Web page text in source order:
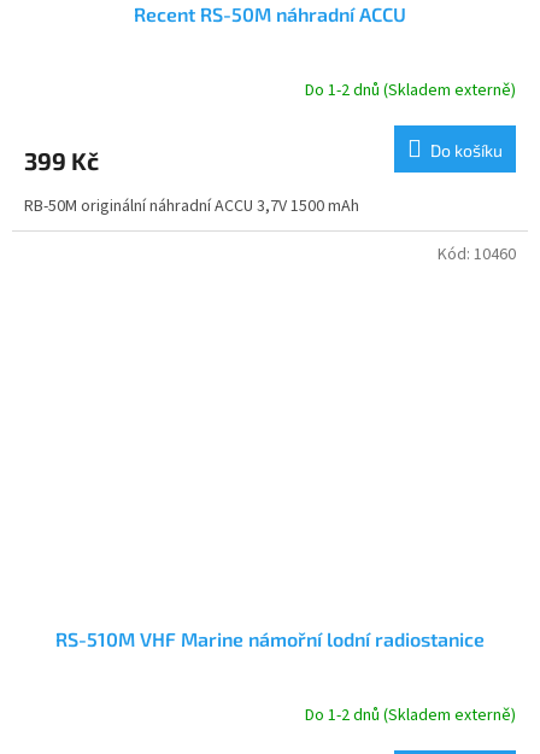
Recent RS-50M náhradní ACCU
Do 1-2 dnů (Skladem externě)
399 Kč Do košíku
RB-50M originální náhradní ACCU 3,7V 1500 mAh
RS-510M VHF Marine námořní lodní radiostanice
Do 1-2 dnů (Skladem externě)
Kód: 10460